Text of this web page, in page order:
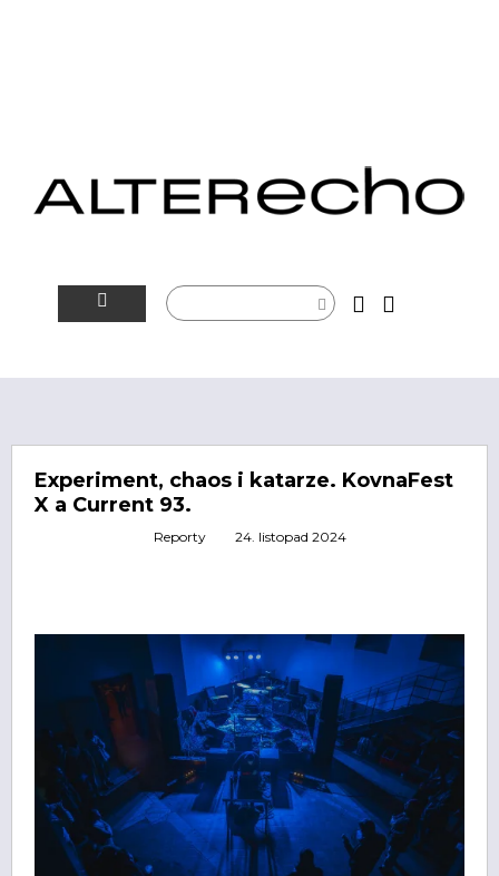
VIDEOTIP
ALTERSFÉRA
ARTEIN
ECHOLOKÁTOR
NADHLEDY
ZA OPONOU
ROZHOVORY
EHP/NORSKÉ FONDY
LOGO KE STAŽENÍ
INZERCE
KONTAKTY
Experiment, chaos i katarze. KovnaFest
X a Current 93.
Reporty 24. listopad 2024